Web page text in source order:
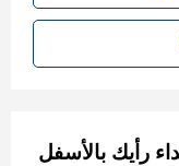
رأيك بالأسفل